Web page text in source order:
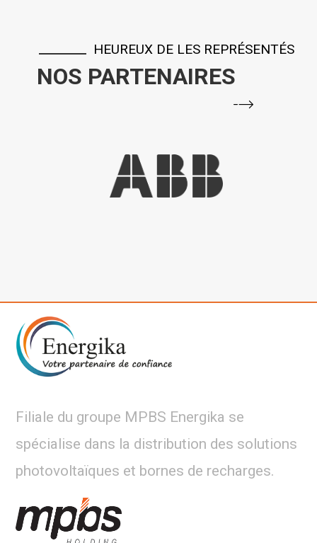
HEUREUX DE LES REPRÉSENTÉS
NOS PARTENAIRES
Filiale du groupe MPBS Energika se
spécialise dans la distribution des solutions
photovoltaïques et bornes de recharges.